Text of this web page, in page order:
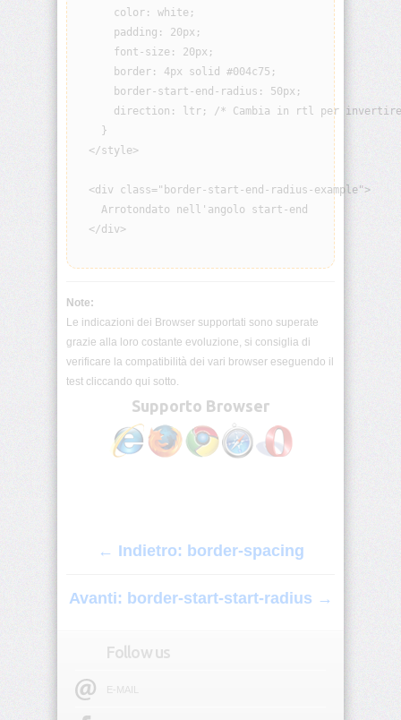
background-
attachment
background-
blend-
mode
background-
clip
background-
color
background-
image
origin
background-
position
block-
size
      color: white;
      padding: 20px;
      font-size: 20px;
      border: 4px solid #004c75;
      border-start-end-radius: 50px;
direction: ltr; /* Cambia in rtl per
    }
  </style>
  <div class="border-start-end-radius-example">
    Arrotondato nell'angolo start-end
  </div>
Note:
Le indicazioni dei Browser supportati sono superate
grazie alla loro costante evoluzione, si consiglia di
verificare la compatibilità dei vari browser eseguendo il
test cliccando qui sotto.
Supporto Browser
← Indietro: border-spacing
Avanti: border-start-start-radius →
Follow us
E-MAIL